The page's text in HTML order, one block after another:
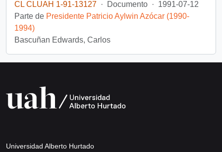
CL CLUAH 1-91-13127 · Documento · 1991-07-12
Parte de Presidente Patricio Aylwin Azócar (1990-
1994)
Bascuñan Edwards, Carlos
Universidad Alberto Hurtado